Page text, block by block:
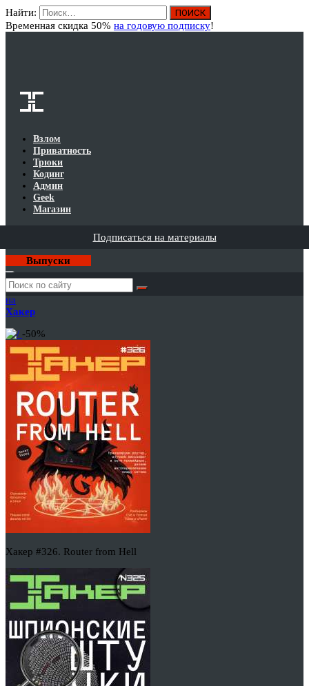
Найти:
Временная скидка 50% на годовую подписку!
Взлом
Приватность
Трюки
Кодинг
Админ
Geek
Магазин
Подписаться на материалы
Выпуски
Годовая
подписка
на
Хакер
-50%
Хакер #326. Router from Hell